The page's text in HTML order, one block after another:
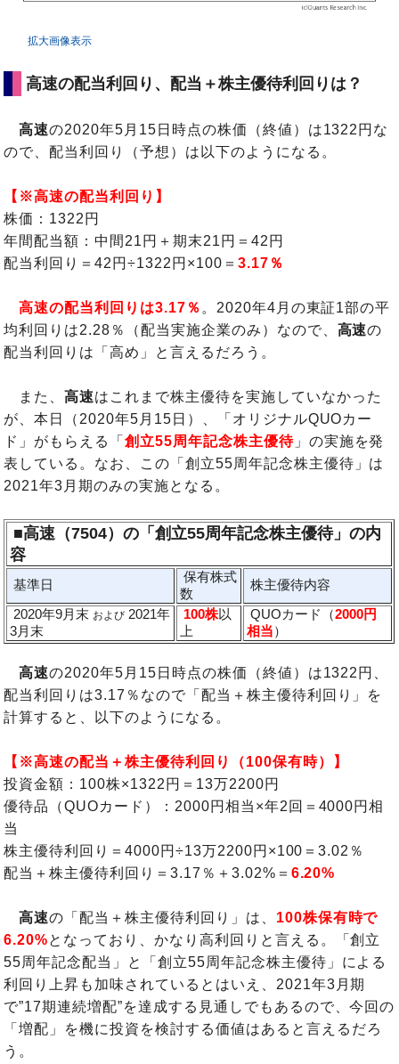
拡大画像表示
高速の配当利回り、配当＋株主優待利回りは？
高速の2020年5月15日時点の株価（終値）は1322円な
ので、配当利回り（予想）は以下のようになる。
【※高速の配当利回り】
株価：1322円
年間配当額：中間21円＋期末21円＝42円
配当利回り＝42円÷1322円×100＝ 3.17％
高速の配当利回りは3.17％ 。2020年4月の東証1部の平
均利回りは2.28％（配当実施企業のみ）なので、 高速の
配当利回りは「高め」と言えるだろう。
また、 高速はこれまで株主優待を実施していなかった
が、本日（2020年5月15日）、「オリジナルQUOカー
ド」がもらえる「創立55周年記念株主優待」の実施を発
表している。なお、この「創立55周年記念株主優待」は
2021年3月期のみの実施となる。
■高速（7504）の「創立55周年記念株主優待」の内
容
基準日
保有株式
数
株主優待内容
2020年9月末 および 2021年
3月末
100株以
上
QUOカード（2000円
相当）
高速の2020年5月15日時点の株価（終値）は1322円、
配当利回りは3.17％なので「配当＋株主優待利回り」を
計算すると、以下のようになる。
【※高速の配当＋株主優待利回り（100保有時）】
投資金額：100株×1322円＝13万2200円
優待品（QUOカード）：2000円相当×年2回＝4000円相
当
株主優待利回り＝4000円÷13万2200円×100＝3.02％
配当＋株主優待利回り＝3.17％＋3.02%＝ 6.20%
高速の「配当＋株主優待利回り」は、 100株保有時で
6.20%となっており、かなり高利回りと言える。「創立
55周年記念配当」と「創立55周年記念株主優待」による
利回り上昇も加味されているとはいえ、2021年3月期
で”17期連続増配”を達成する見通しでもあるので、今回の
「増配」を機に投資を検討する価値はあると言えるだろ
う。